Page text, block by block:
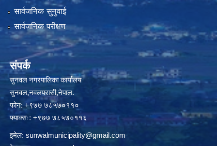
सार्वजनिक सुनुवाई
सार्वजनिक परीक्षण
संपर्क
सुनवल नगरपालिका कार्यालय
सुनवल,नवलपरासी,नेपाल.
फोन: +९७७ ७८५७०११०
फ्याक्सः: +९७७ ७८५७०११६
इमेल: sunwalmunicipality@gmail.com